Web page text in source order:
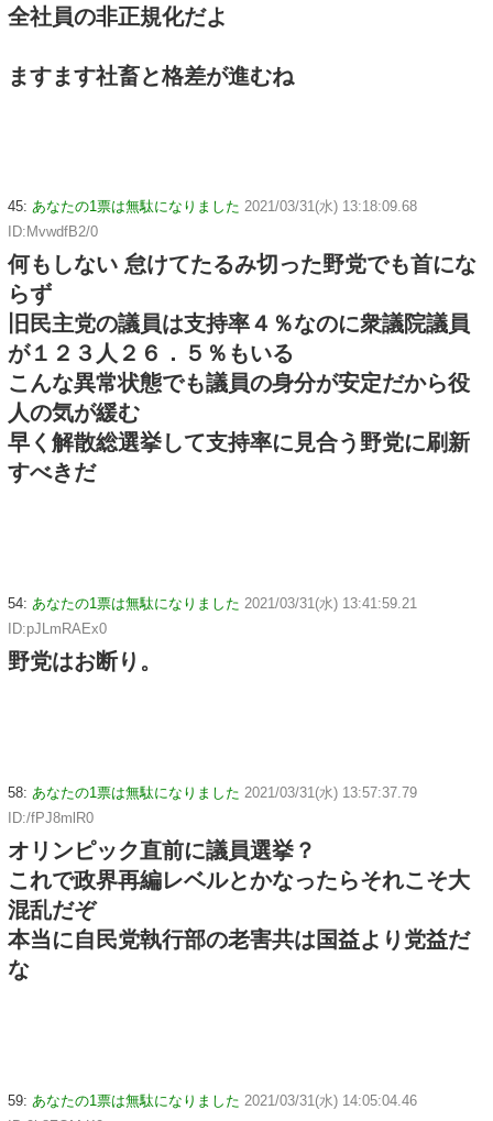
全社員の非正規化だよ
ますます社畜と格差が進むね
45: あなたの1票は無駄になりました 2021/03/31(水) 13:18:09.68
ID:MvwdfB2/0
何もしない 怠けてたるみ切った野党でも首にな
らず
旧民主党の議員は支持率４％なのに衆議院議員
が１２３人２６．５％もいる
こんな異常状態でも議員の身分が安定だから役
人の気が緩む
早く解散総選挙して支持率に見合う野党に刷新
すべきだ
54: あなたの1票は無駄になりました 2021/03/31(水) 13:41:59.21
ID:pJLmRAEx0
野党はお断り。
58: あなたの1票は無駄になりました 2021/03/31(水) 13:57:37.79
ID:/fPJ8mlR0
オリンピック直前に議員選挙？
これで政界再編レベルとかなったらそれこそ大
混乱だぞ
本当に自民党執行部の老害共は国益より党益だ
な
59: あなたの1票は無駄になりました 2021/03/31(水) 14:05:04.46